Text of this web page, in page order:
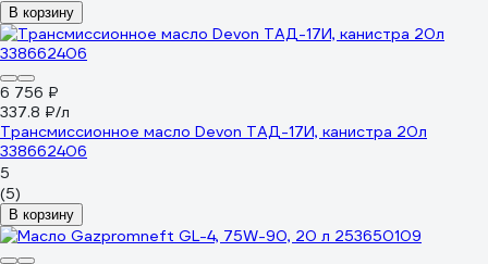
В корзину
6 756 ₽
337.8 ₽/л
Трансмиссионное масло Devon ТАД-17И, канистра 20л
338662406
5
(5)
В корзину